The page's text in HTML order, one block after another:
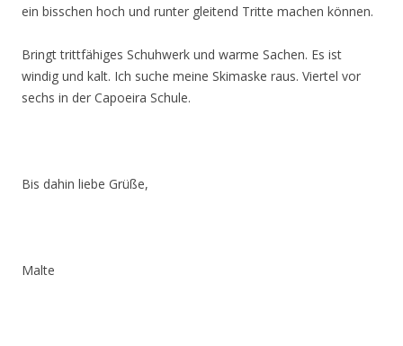
ein bisschen hoch und runter gleitend Tritte machen können.
Bringt trittfähiges Schuhwerk und warme Sachen. Es ist
windig und kalt. Ich suche meine Skimaske raus. Viertel vor
sechs in der Capoeira Schule.
Bis dahin liebe Grüße,
Malte